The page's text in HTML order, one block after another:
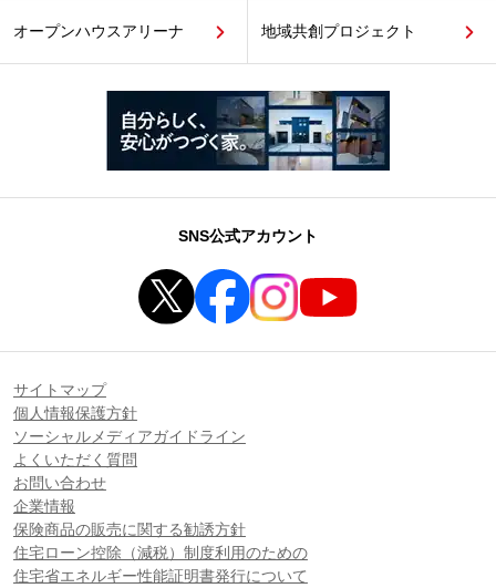
オープンハウスアリーナ 地域共創プロジェクト
SNS公式アカウント
サイトマップ
個人情報保護方針
ソーシャルメディアガイドライン
よくいただく質問
お問い合わせ
企業情報
保険商品の販売に関する勧誘方針
住宅ローン控除（減税）制度利用のための
住宅省エネルギー性能証明書発行について